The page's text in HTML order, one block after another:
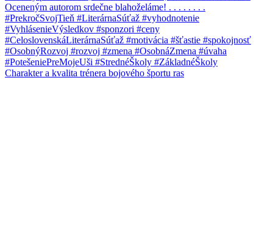
Charakter a kvalita trénera bojového športu ras